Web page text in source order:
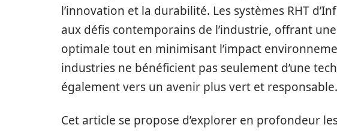
l’innovation et la durabilité. Les systèmes RHT
aux défis contemporains de l’industrie, offrant
optimale tout en minimisant l’impact
industries ne bénéficient pas seulement d’une
également vers un avenir plus vert et responsable.
Cet article se propose d’explorer en profondeur